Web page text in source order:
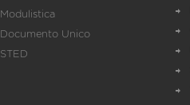
Modulistica
Documento Unico
STED